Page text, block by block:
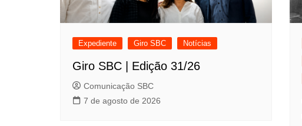
Expediente Giro SBC Notícias
Giro SBC | Edição 31/26
Comunicação SBC
7 de agosto de 2026